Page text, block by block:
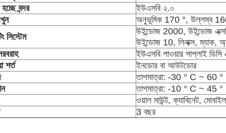
বন্দর
ইউএসবি ২.০
অনুভূমিক 170 °, উল্লম্ব
সিস্টেম
উইন্ডোজ 2000, উইন্ডোজ
উইন্ডোজ 10, লিনাক্স, ম্যাক,
ইউএসবি পাওয়ার সাপ্লাই
শর্ত
ইনডোর বা আউটডোর
তাপমাত্রা: -30 ° C ~ 60
তাপমাত্রা: -10 ° C ~ 45
ওয়াল মাউন্ট, ক্যাবিনেট,
3 বছর